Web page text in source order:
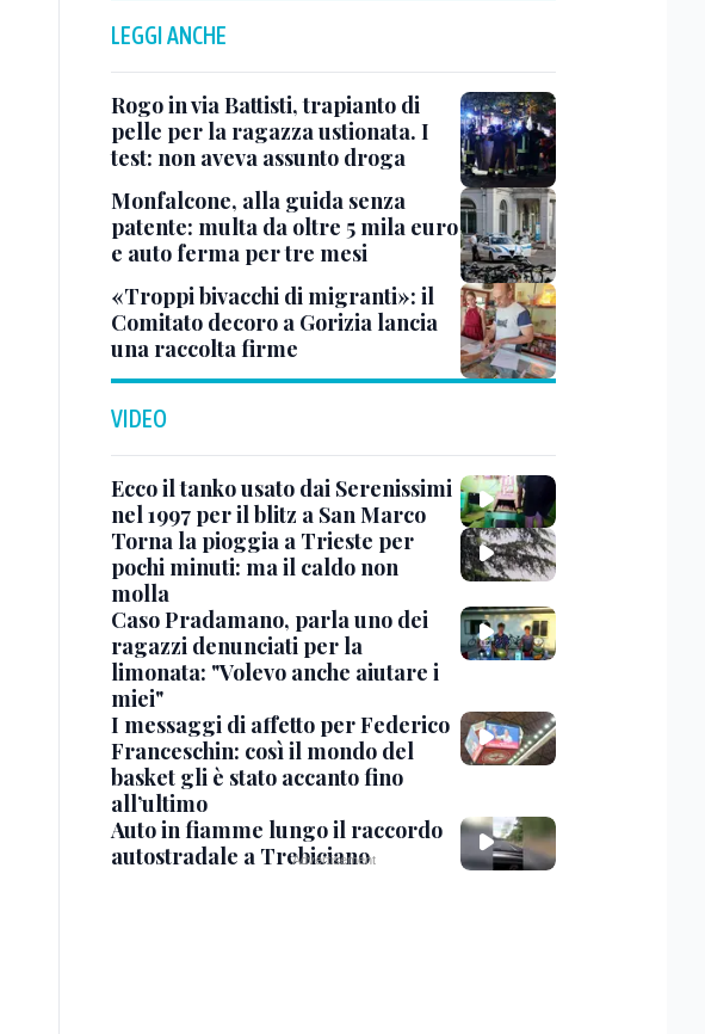
LEGGI ANCHE
Rogo in via Battisti, trapianto di
pelle per la ragazza ustionata. I
test: non aveva assunto droga
Monfalcone, alla guida senza
patente: multa da oltre 5 mila euro
e auto ferma per tre mesi
«Troppi bivacchi di migranti»: il
Comitato decoro a Gorizia lancia
una raccolta firme
VIDEO
Ecco il tanko usato dai Serenissimi
nel 1997 per il blitz a San Marco
Torna la pioggia a Trieste per
pochi minuti: ma il caldo non
molla
Caso Pradamano, parla uno dei
ragazzi denunciati per la
limonata: "Volevo anche aiutare i
miei"
I messaggi di affetto per Federico
Franceschin: così il mondo del
basket gli è stato accanto fino
all’ultimo
Auto in fiamme lungo il raccordo
autostradale a Trebiciano